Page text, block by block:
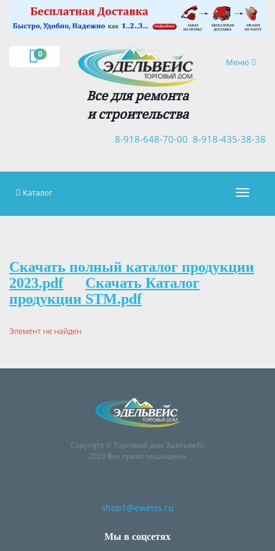
0
Навигация
Меню
Все для ремонта
и строительства
8-918-435-38-38
8-918-648-70-00
×
Каталог
Скачать полный каталог продукции
2023.pdf
Скачать Каталог
продукции STM.pdf
Элемент не найден
Copyright © Торговый дом Эдельвейс
2023 Все права защищены
shop1@eweiss.ru
Мы в соцсетях